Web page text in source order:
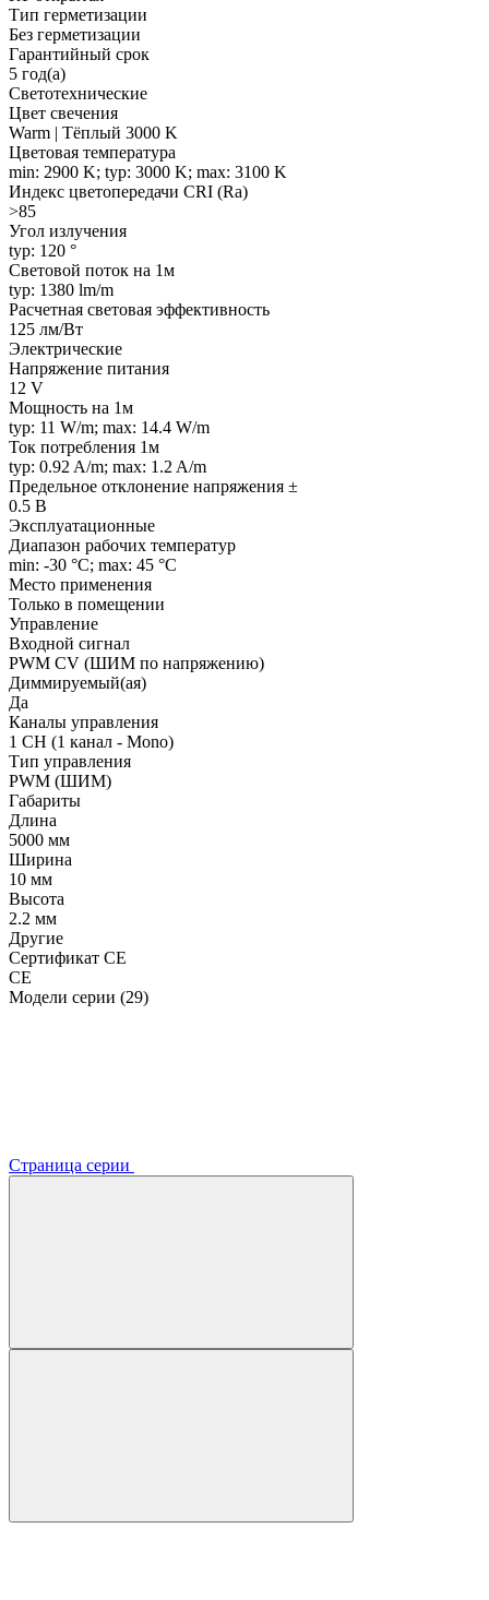
Тип герметизации
Без герметизации
Гарантийный срок
5 год(а)
Светотехнические
Цвет свечения
Warm | Тёплый 3000 K
Цветовая температура
min: 2900 K; typ: 3000 K; max: 3100 K
Индекс цветопередачи CRI (Ra)
>85
Угол излучения
typ: 120 °
Световой поток на 1м
typ: 1380 lm/m
Расчетная световая эффективность
125 лм/Вт
Электрические
Напряжение питания
12 V
Мощность на 1м
typ: 11 W/m; max: 14.4 W/m
Ток потребления 1м
typ: 0.92 A/m; max: 1.2 A/m
Предельное отклонение напряжения ±
0.5 В
Эксплуатационные
Диапазон рабочих температур
min: -30 °C; max: 45 °C
Место применения
Только в помещении
Управление
Входной сигнал
PWM СV (ШИМ по напряжению)
Диммируемый(ая)
Да
Каналы управления
1 CH (1 канал - Mono)
Тип управления
PWM (ШИМ)
Габариты
Длина
5000 мм
Ширина
10 мм
Высота
2.2 мм
Другие
Сертификат CE
CE
Модели серии (29)
Страница серии